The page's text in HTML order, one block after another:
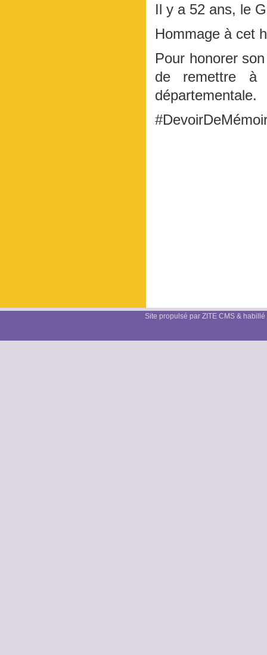
Il y a 52 ans, le
Hommage à cet
Pour honorer
de remettre à
départementale.
Site propulsé par ZITE CMS &